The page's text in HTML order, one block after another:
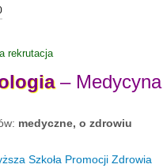
rekrutacja
–
medyczne, o zdrowiu
Szkoła Promocji Zdrowia